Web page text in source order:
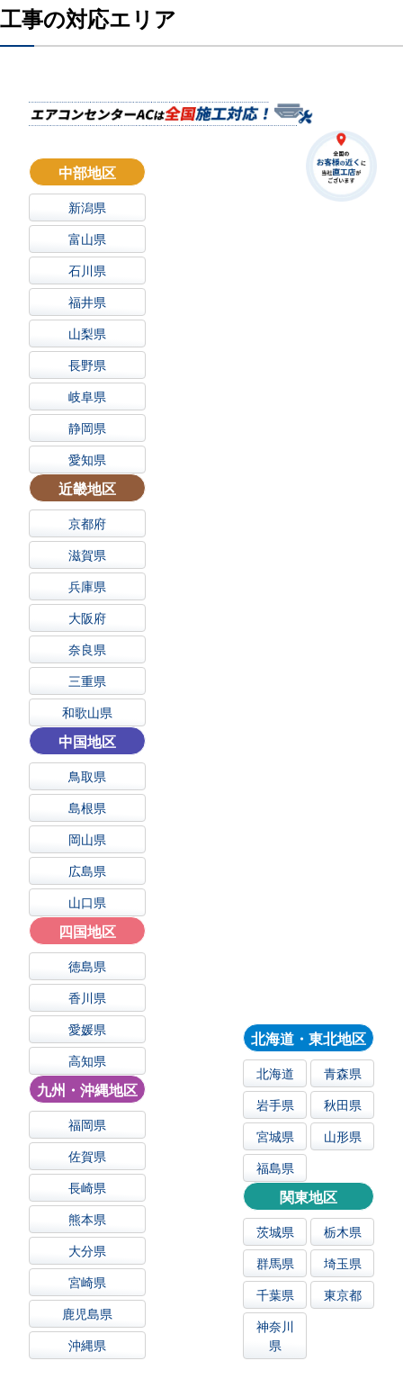
工事の対応エリア
北海道・東北地区
北海道
青森県
岩手県
秋田県
宮城県
山形県
福島県
関東地区
茨城県
栃木県
群馬県
埼玉県
千葉県
東京都
神奈川
県
中部地区
新潟県
富山県
石川県
福井県
山梨県
長野県
岐阜県
静岡県
愛知県
近畿地区
京都府
滋賀県
兵庫県
大阪府
奈良県
三重県
和歌山県
中国地区
鳥取県
島根県
岡山県
広島県
山口県
四国地区
徳島県
香川県
愛媛県
高知県
九州・沖縄地区
福岡県
佐賀県
長崎県
熊本県
大分県
宮崎県
鹿児島県
沖縄県